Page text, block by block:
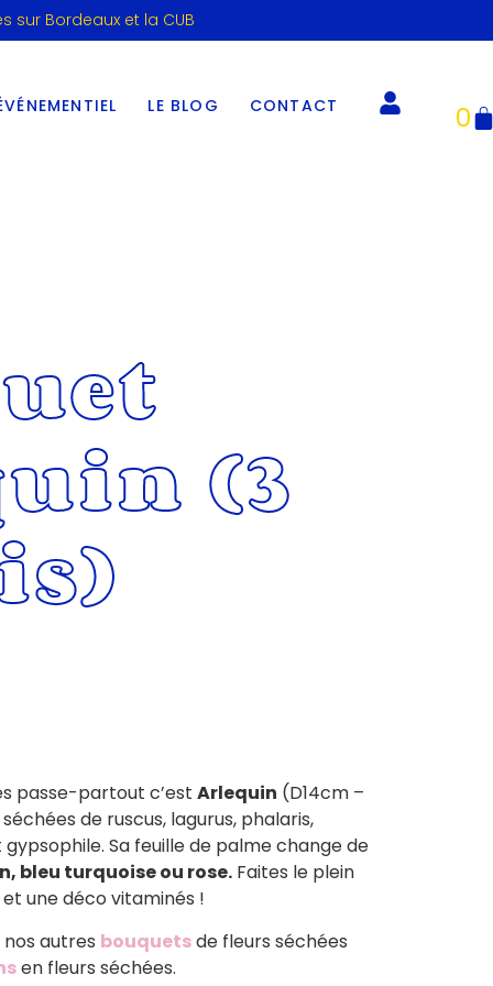
sur Bordeaux et la CUB
LE BLOG CONTACT 0
(3
passe-partout c’est Arlequin (D14cm –
de ruscus, lagurus, phalaris,
Sa feuille de palme change de
bleu turquoise ou rose. Faites le plein
une déco vitaminés !
autres bouquetsde fleurs séchées
en fleurs séchées.